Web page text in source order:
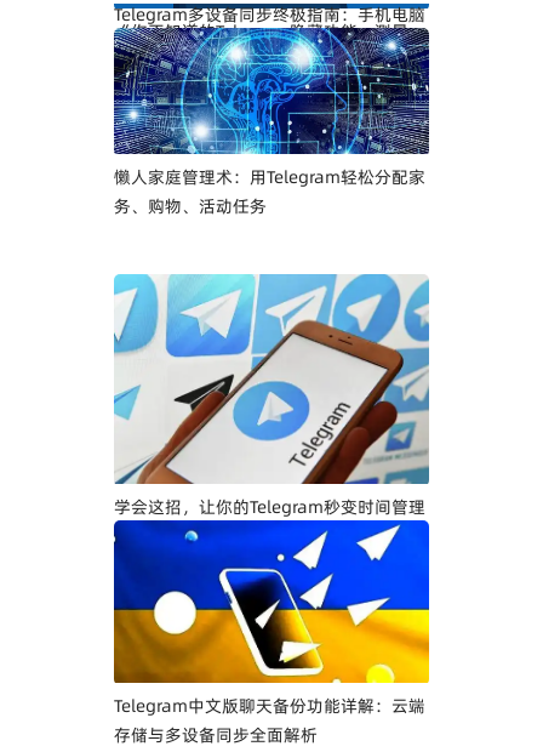
《你不知道的Telegram隐藏功能：测量、
翻译、计算一步到位，效率暴涨10倍！》
Telegram多设备同步终极指南：手机电脑
无缝切换的高效技巧（中文版详细教程）
懒人家庭管理术：用Telegram轻松分配家
务、购物、活动任务
学会这招，让你的Telegram秒变时间管理
神器
Telegram中文版聊天备份功能详解：云端
存储与多设备同步全面解析